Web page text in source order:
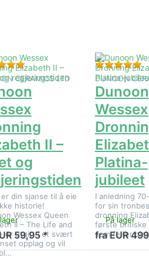
for dette produktet ennå.
Vurdering: 5 fra 5 stjerner. 1
CERAMICS LTD
II –
og
din sjanse til å eie
historie!
Wessex Queen
II – The Life and
er utgitt i et svært
opplag og vil
59,95 *
DUNOON
Dunoon
Wessex
Platina-
jubileet
I anledning
for sin
dronning
første britiske
som feirer
På lager
fra EUR